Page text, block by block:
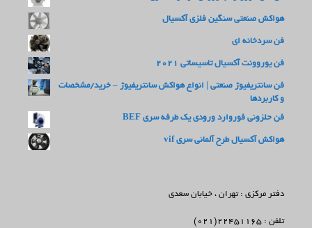
هواکش صنعتی سنگین فلزی آکسیال
فن سردخانه ای
فن یوروونت آکسیال تاسیساتی 2021
فن سانتریفیوژ صنعتی | انواع هواکش سانتریفیوژ – خرید/مشخصات
و کاربردها
فن حلزونی فوروارد ورودی یک طرفه سری BEF
هواکش آکسیال طرح آلمانی سری vif
دفتر مرکزی : تهران ، خیابان سعدی
تلفن : 22451165(021)